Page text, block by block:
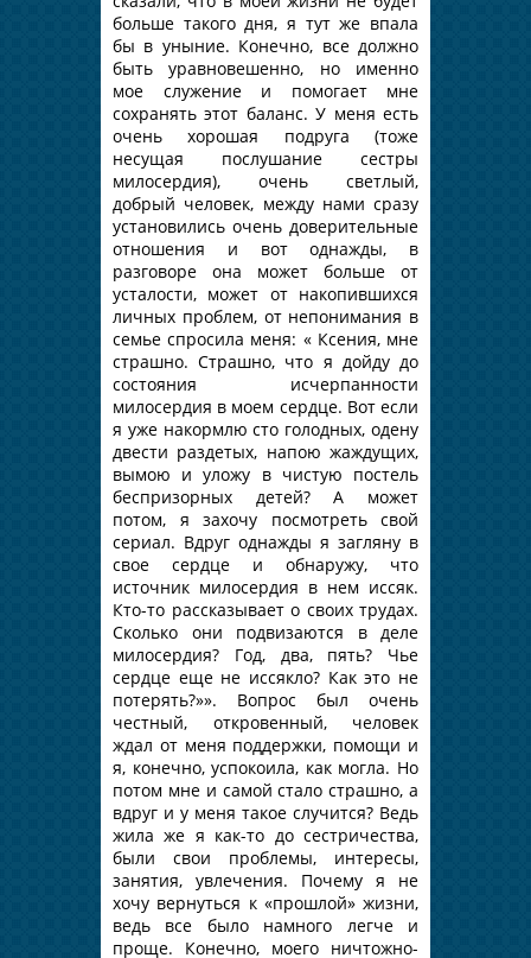
больше такого дня, я тут же впала
бы в уныние. Конечно, все должно
быть уравновешенно, но именно
мое служение и помогает мне
сохранять этот баланс. У меня есть
очень хорошая подруга (тоже
несущая послушание сестры
милосердия), очень светлый,
добрый человек, между нами сразу
установились очень доверительные
отношения и вот однажды, в
разговоре она может больше от
усталости, может от накопившихся
личных проблем, от непонимания в
семье спросила меня: « Ксения, мне
страшно. Страшно, что я дойду до
состояния исчерпанности
милосердия в моем сердце. Вот если
я уже накормлю сто голодных, одену
двести раздетых, напою жаждущих,
вымою и уложу в чистую постель
беспризорных детей? А может
потом, я захочу посмотреть свой
сериал. Вдруг однажды я загляну в
свое сердце и обнаружу, что
источник милосердия в нем иссяк.
Кто-то рассказывает о своих трудах.
Сколько они подвизаются в деле
милосердия? Год, два, пять? Чье
сердце еще не иссякло? Как это не
потерять?»». Вопрос был очень
честный, откровенный, человек
ждал от меня поддержки, помощи и
я, конечно, успокоила, как могла. Но
потом мне и самой стало страшно, а
вдруг и у меня такое случится? Ведь
жила же я как-то до сестричества,
были свои проблемы, интересы,
занятия, увлечения. Почему я не
хочу вернуться к «прошлой» жизни,
ведь все было намного легче и
проще. Конечно, моего ничтожно-